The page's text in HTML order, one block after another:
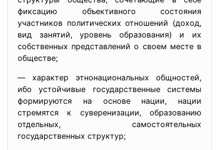
фиксацию объективного состояния
участников политических отношений (доход,
вид занятий, уровень образования) и их
собственных представлений о своем месте в
обществе;
— характер этнонациональных общностей,
ибо устойчивые государственные системы
формируются на основе нации, нации
стремятся к суверенизации, образованию
отдельных, самостоятельных
государственных структур;